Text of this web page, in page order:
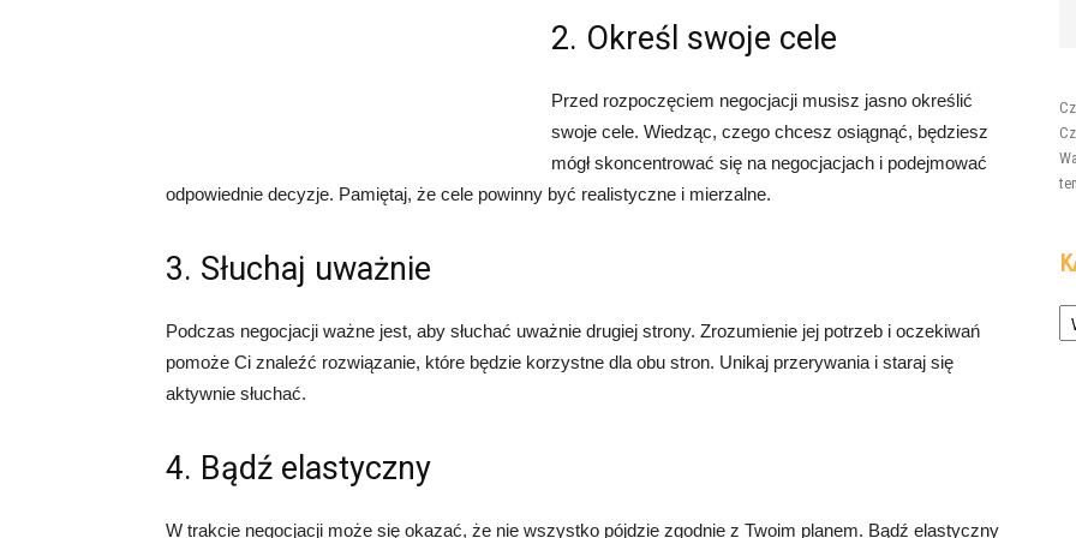
2. Określ swoje cele
Przed rozpoczęciem negocjacji musisz jasno określić
swoje cele. Wiedząc, czego chcesz osiągnąć, będziesz
mógł skoncentrować się na negocjacjach i podejmować
odpowiednie decyzje. Pamiętaj, że cele powinny być realistyczne i mierzalne.
3. Słuchaj uważnie
Podczas negocjacji ważne jest, aby słuchać uważnie drugiej strony. Zrozumienie jej potrzeb i oczekiwań
pomoże Ci znaleźć rozwiązanie, które będzie korzystne dla obu stron. Unikaj przerywania i staraj się
aktywnie słuchać.
4. Bądź elastyczny
W trakcie negocjacji może się okazać, że nie wszystko pójdzie zgodnie z Twoim planem. Bądź elastyczny